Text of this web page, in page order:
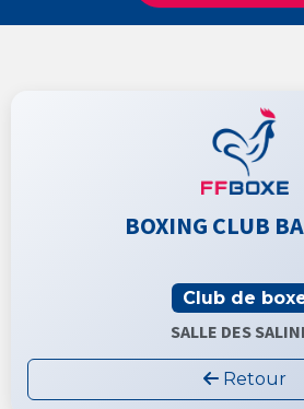
BOXING CLUB
Club de
SALLE DES
Retour